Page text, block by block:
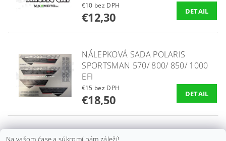
€10 bez DPH
€12,30 DETAIL
NÁLEPKOVÁ SADA POLARIS
SPORTSMAN 570/ 800/ 850/ 1000
EFI
€15 bez DPH
€18,50 DETAIL
NÁLEPKOVÁ SADA MIX -
Na vašom čase a súkromí nám záleží!